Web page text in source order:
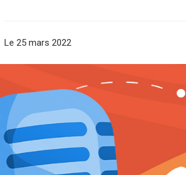
Le 25 mars 2022